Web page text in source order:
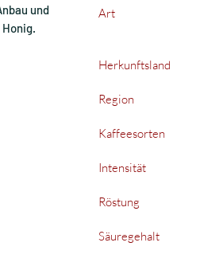
und
Art
Herkunftsland
Region
Kaffeesorten
Intensität
Röstung
Säuregehalt